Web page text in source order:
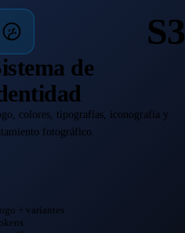
S3
de
colores, tipografías, iconografía y
fotográfico.
+ variantes